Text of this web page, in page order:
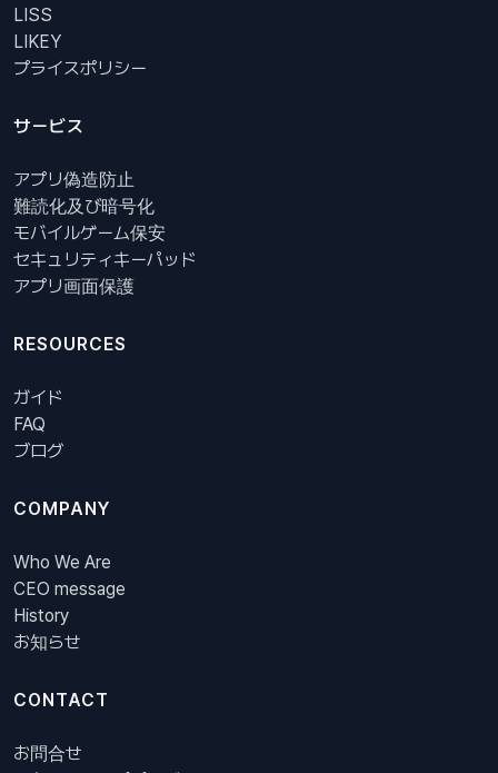
LISS
LIKEY
プライスポリシー
サービス
アプリ偽造防止
難読化及び暗号化
モバイルゲーム保安
セキュリティキーパッド
アプリ画面保護
RESOURCES
ガイド
FAQ
ブログ
COMPANY
Who We Are
CEO message
History
お知らせ
CONTACT
お問合せ